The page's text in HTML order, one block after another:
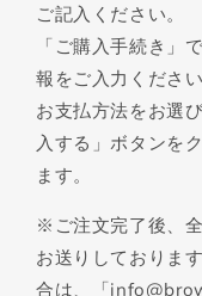
ご記入ください。
「ご購入手続き」
報をご入力ください
お支払方法をお選
入する」ボタンを
ます。
※ご注文完了後、
お送りしておりま
合は、「